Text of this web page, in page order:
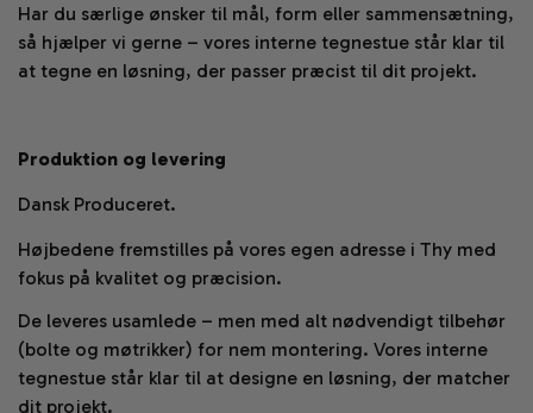
Har du særlige ønsker til mål, form eller sammensætning,
så hjælper vi gerne – vores interne tegnestue står klar til
at tegne en løsning, der passer præcist til dit projekt.
Produktion og levering
Dansk Produceret.
Højbedene fremstilles på vores egen adresse i Thy med
fokus på kvalitet og præcision.
De leveres usamlede – men med alt nødvendigt tilbehør
(bolte og møtrikker) for nem montering. Vores interne
tegnestue står klar til at designe en løsning, der matcher
dit projekt.